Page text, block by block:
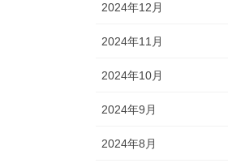
2024年12月
2024年11月
2024年10月
2024年9月
2024年8月